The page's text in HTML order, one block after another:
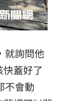
就詢問他
蓋好了
不會動